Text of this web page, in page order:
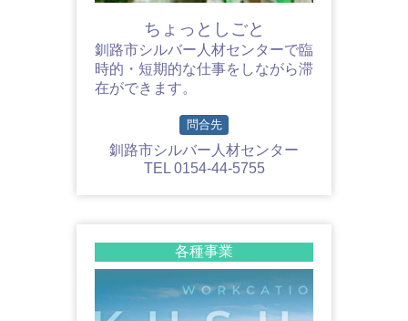
ちょっとしごと
釧路市シルバー人材センターで臨
時的・短期的な仕事をしながら滞
在ができます。
問合先
釧路市シルバー人材センター
TEL 0154-44-5755
各種事業